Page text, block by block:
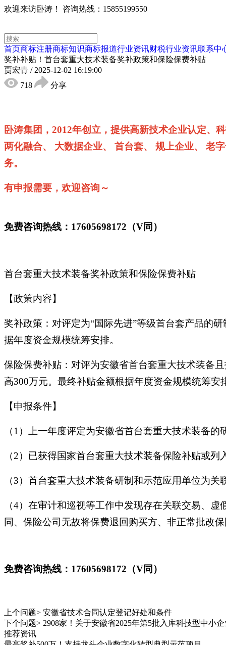
欢迎来访卧涛！ 咨询热线：15855199550
首页商标注册商标知识商标报道行业资讯财税行业资讯联系中
奖补补贴！首台套重大技术装备奖补政策和保险保费补贴
贾宏青 / 2025-12-02 16:19:00
718
分享
卧涛集团，2012年创立，提供高新技术企业认定、
两化融合、 大数据企业、 首台套、 规上企业、 老
务。
有申报需要，欢迎咨询～
免费咨询热线：17605698172（V同）
首台套重大技术装备奖补政策和保险保费补贴
【政策内容】
奖补政策：对评定为“国际先进”等级首台套产品的
据年度资金规模统筹安排。
保险保费补贴：对评为安徽省首台套重大技术装备
高300万元。最终补贴金额根据年度资金规模统筹安
【申报条件】
（1）上一年度评定为安徽省首台套重大技术装备
（2）已获得国家首台套重大技术装备保险补贴或
（3）首台套重大技术装备研制和示范应用单位为
（4）在审计和巡视等工作中发现存在关联交易、
同、保险公司无故将保费退回购买方、非正常批改
免费咨询热线：17605698172（V同）
上个问题> 安徽省技术合同认定登记好处和条件
下个问题> 2908家！关于安徽省2025年第5批入库科技型中小
推荐资讯